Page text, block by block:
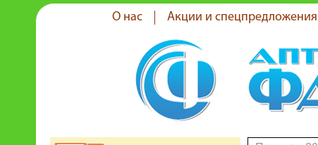
О нас Акции и спецпредложения